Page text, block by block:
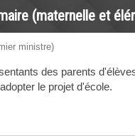
(maternelle et
ministre)
des parents
le projet d'école.